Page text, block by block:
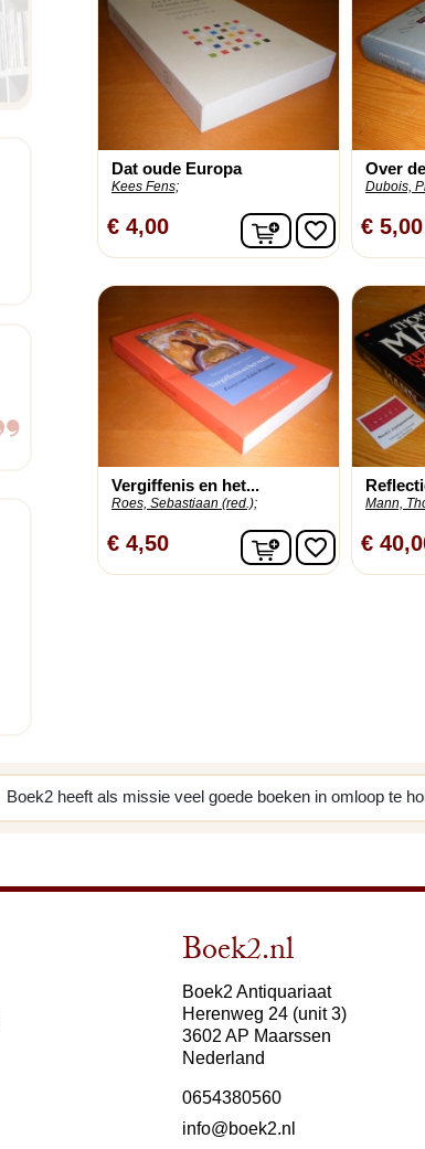
Dat oude Europa
Kees Fens;
€ 4,00 In winkelwagen
favorite_border
Over
Dubois,
€ 5,00
Vergiffenis en het...
Roes, Sebastiaan (red.);
€ 4,50 In winkelwagen
favorite_border
Mann,
€
Boek2 heeft als missie veel goede boeken in omloop te
Boek2.nl
Boek2 Antiquariaat
Herenweg 24 (unit 3)
3602 AP Maarssen
Nederland
0654380560
info@boek2.nl